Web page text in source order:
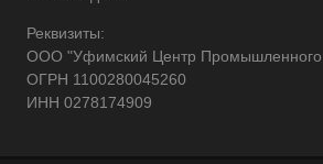
Реквизиты:
ООО "Уфимский Центр
ОГРН 1100280045260
ИНН 0278174909